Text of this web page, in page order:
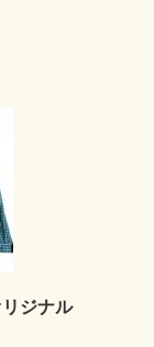
ジナル